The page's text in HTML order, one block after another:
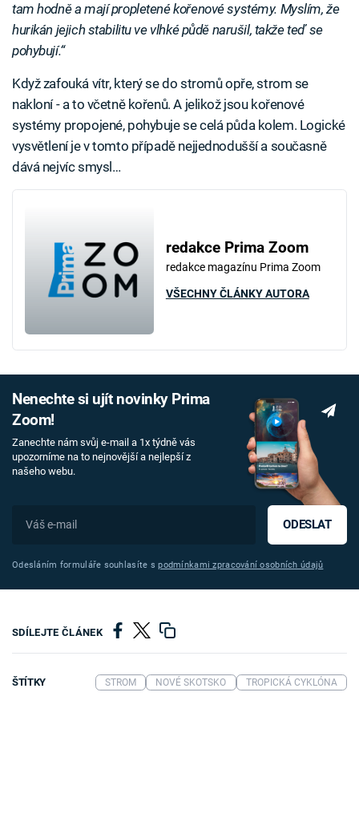
tam hodně a mají propletené kořenové systémy. Myslím, že
hurikán jejich stabilitu ve vlhké půdě narušil, takže teď se
pohybují.“
Když zafouká vítr, který se do stromů opře, strom se
nakloní - a to včetně kořenů. A jelikož jsou kořenové
systémy propojené, pohybuje se celá půda kolem. Logické
vysvětlení je v tomto případě nejjednodušší a současně
dává nejvíc smysl…
redakce Prima Zoom
redakce magazínu Prima Zoom
VŠECHNY ČLÁNKY AUTORA
Nenechte si ujít novinky Prima
Zoom!
Zanechte nám svůj e-mail a 1x týdně vás
upozorníme na to nejnovější a nejlepší z
našeho webu.
ODESLAT
Odesláním formuláře souhlasíte spodmínkami zpracování osobních údajů
SDÍLEJTE ČLÁNEK
ŠTÍTKY STROM NOVÉ SKOTSKO TROPICKÁ CYKLÓNA